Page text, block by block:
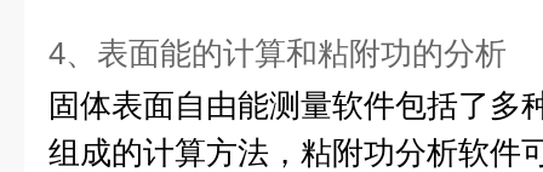
4、表面能的计算和粘附功的分析
固体表面自由能测量软件包括了多
组成的计算方法，粘附功分析软件